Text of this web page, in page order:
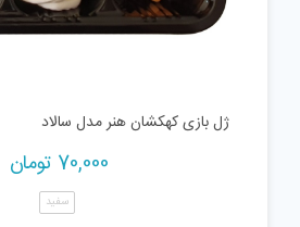
ژل بازی کهکشان هنر مدل سالاد
70,000 تومان
سفید